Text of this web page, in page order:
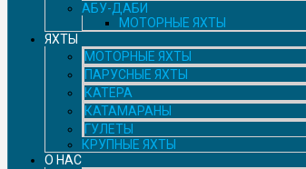
АБУ-ДАБИ
МОТОРНЫЕ ЯХТЫ
ЯХТЫ
МОТОРНЫЕ ЯХТЫ
ПАРУСНЫЕ ЯХТЫ
КАТЕРА
КАТАМАРАНЫ
ГУЛЕТЫ
КРУПНЫЕ ЯХТЫ
О НАС